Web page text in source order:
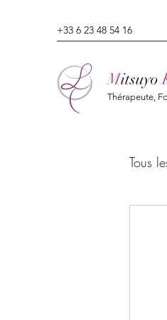
+33 6 23 48 54 16
Mitsuyo
Thérapeute,
Tous